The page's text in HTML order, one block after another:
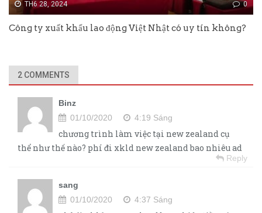
TH6 28, 2024 0
Công ty xuất khẩu lao động Việt Nhật có uy tín không?
2 COMMENTS
Binz
01/10/2020
4:19 Sáng
chương trình làm việc tại new zealand cụ
thể như thế nào? phí đi xkld new zealand bao nhiêu ad
Reply
sang
01/10/2020
4:37 Sáng